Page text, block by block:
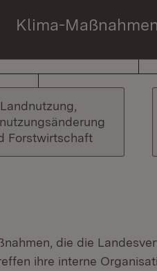
Klima-
Landnutzung,
Forstwirtschaft
die die
ihre interne